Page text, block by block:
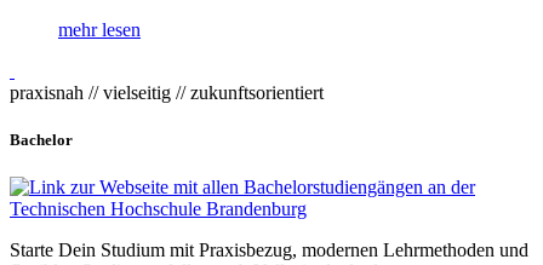
mehr lesen
praxisnah // vielseitig // zukunftsorientiert
Bachelor
Starte Dein Studium mit Praxisbezug, modernen Lehrmethoden und